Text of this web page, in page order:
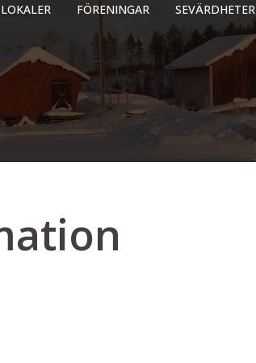
LOKALER FÖRENINGAR SEVÄRDHETER